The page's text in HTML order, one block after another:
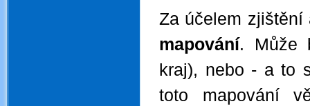
Za účelem
mapování. Může
kraj), nebo - a to
toto mapování